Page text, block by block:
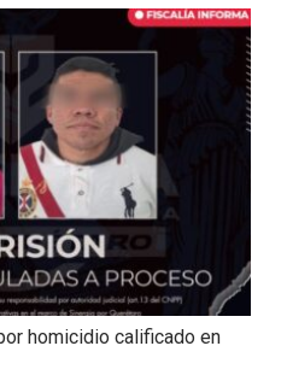
homicidio calificado en